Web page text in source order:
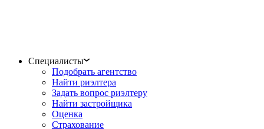
Специалисты
Подобрать агентство
Найти риэлтера
Задать вопрос риэлтеру
Найти застройщика
Оценка
Страхование